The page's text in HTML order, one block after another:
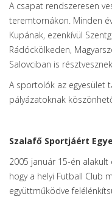
A csapat rendszeresen
teremtornákon. Minden
Kupának, ezenkívül
Rádóckölkeden,
Salovciban is
A sportolók az egyesület
pályázatoknak
Szalafő Sportjáért
2005 január 15-én alakult
hogy a helyi Futball Club
együttműködve